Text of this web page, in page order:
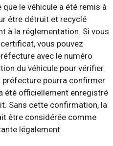
que le véhicule a été remis à
être détruit et recyclé
à la réglementation. Si vous
vous pouvez
avec le numéro
du véhicule pour vérifier
préfecture pourra confirmer
été officiellement enregistré
Sans cette confirmation, la
être considérée comme
légalement.